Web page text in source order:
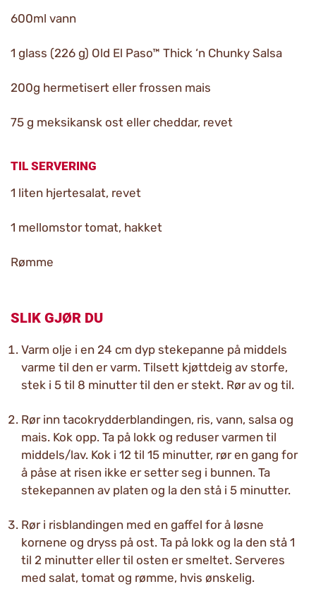
600ml vann
1 glass (226 g) Old El Paso™ Thick ‘n Chunky Salsa
200g hermetisert eller frossen mais
75 g meksikansk ost eller cheddar, revet
TIL SERVERING
1 liten hjertesalat, revet
1 mellomstor tomat, hakket
Rømme
SLIK GJØR DU
Varm olje i en 24 cm dyp stekepanne på middels
varme til den er varm. Tilsett kjøttdeig av storfe,
stek i 5 til 8 minutter til den er stekt. Rør av og til.
Rør inn tacokrydderblandingen, ris, vann, salsa og
mais. Kok opp. Ta på lokk og reduser varmen til
middels/lav. Kok i 12 til 15 minutter, rør en gang for
å påse at risen ikke er setter seg i bunnen. Ta
stekepannen av platen og la den stå i 5 minutter.
Rør i risblandingen med en gaffel for å løsne
kornene og dryss på ost. Ta på lokk og la den stå 1
til 2 minutter eller til osten er smeltet. Serveres
med salat, tomat og rømme, hvis ønskelig.